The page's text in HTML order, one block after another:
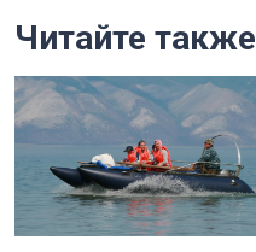
Читайте также